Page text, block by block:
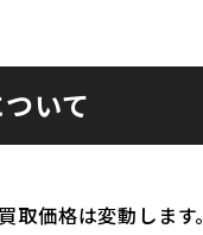
いて
取価格は変動します。